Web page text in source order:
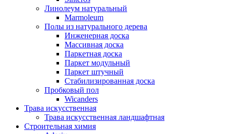
Линолеум натуральный
Marmoleum
Полы из натурального дерева
Инженерная доска
Массивная доска
Паркетная доска
Паркет модульный
Паркет штучный
Стабилизированная доска
Пробковый пол
Wicanders
Трава искусственная
Трава искусственная ландшафтная
Строительная химия